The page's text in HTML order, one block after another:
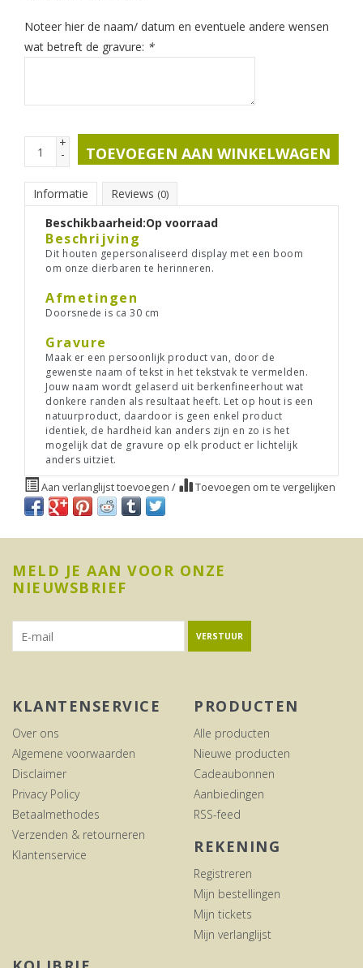
Noteer hier de naam/ datum en eventuele andere wensen
wat betreft de gravure: *
+
- TOEVOEGEN AAN WINKELWAGEN
Informatie Reviews (0)
Beschikbaarheid:Op voorraad
Beschrijving
Dit houten gepersonaliseerd display met een boom
om onze dierbaren te herinneren.
Afmetingen
Doorsnede is ca 30 cm
Gravure
Maak er een persoonlijk product van, door de
gewenste naam of tekst in het tekstvak te vermelden.
Jouw naam wordt gelaserd uit berkenfineerhout wat
donkere randen als resultaat heeft. Let op hout is een
natuurproduct, daardoor is geen enkel product
identiek, de hardheid kan anders zijn en zo is het
mogelijk dat de gravure op elk product er lichtelijk
anders uitziet.
Aan verlanglijst toevoegen / Toevoegen om te vergelijken
MELD JE AAN VOOR ONZE
NIEUWSBRIEF
VERSTUUR
KLANTENSERVICE
Over ons
Algemene voorwaarden
Disclaimer
Privacy Policy
Betaalmethodes
Verzenden & retourneren
Klantenservice
PRODUCTEN
Alle producten
Nieuwe producten
Cadeaubonnen
Aanbiedingen
RSS-feed
REKENING
Registreren
Mijn bestellingen
Mijn tickets
Mijn verlanglijst